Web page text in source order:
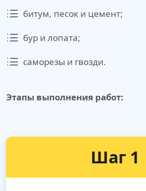
битум, песок и цемент;
бур и лопата;
саморезы и гвозди.
Этапы выполнения работ:
Шаг 1